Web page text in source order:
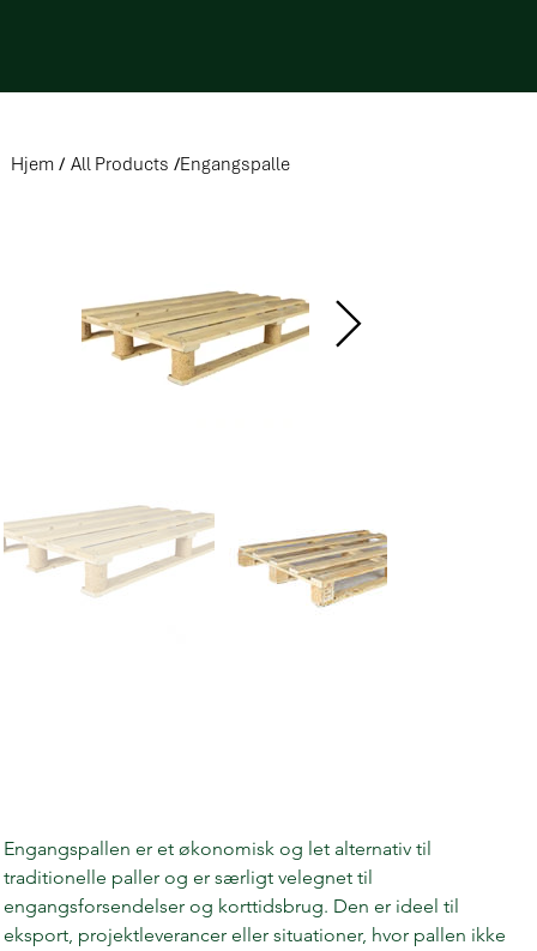
Hjem / All Products /Engangspalle
Engangspallen er et økonomisk og let alternativ til
traditionelle paller og er særligt velegnet til
engangsforsendelser og korttidsbrug. Den er ideel til
eksport, projektleverancer eller situationer, hvor pallen ikke